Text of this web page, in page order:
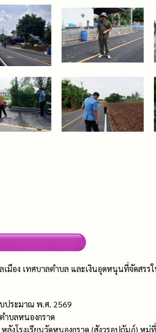
มือง เทศบาลตำบล และเงินอุดหนุนที่จัดสรร
บประมาณ พ.ศ. 2569
ำบลหนองกราด
งโรงเรียนวัดหนองกราด (สังวรอุปถัมภ์) หมู่